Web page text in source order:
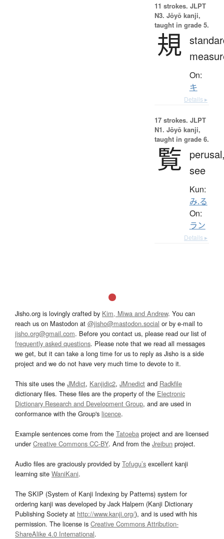
11 strokes. JLPT
N3. Jōyō kanji,
taught in grade 5.
規
On:
キ
Details ▸
17 strokes. JLPT
N1. Jōyō kanji,
taught in grade 6.
覧 see
Kun:
み.る
On:
ラン
Details ▸
Jisho.org is lovingly crafted by Kim, Miwa and Andrew. You can
reach us on Mastodon at @jisho@mastodon.social or by e-mail to
jisho.org@gmail.com. Before you contact us, please read our list of
frequently asked questions. Please note that we read all messages
we get, but it can take a long time for us to reply as Jisho is a side
project and we do not have very much time to devote to it.
This site uses the JMdict, Kanjidic2, JMnedict and Radkfile
dictionary files. These files are the property of the Electronic
Dictionary Research and Development Group, and are used in
conformance with the Group's licence.
Example sentences come from the Tatoeba project and are licensed
underCreative Commons CC-BY. And from the Jreibun project.
Audio files are graciously provided by Tofugu’s excellent kanji
learning site WaniKani.
The SKIP (System of Kanji Indexing by Patterns) system for
ordering kanji was developed by Jack Halpern (Kanji Dictionary
Publishing Society at http://www.kanji.org/), and is used with his
permission. The license is Creative Commons Attribution-
ShareAlike 4.0 International.